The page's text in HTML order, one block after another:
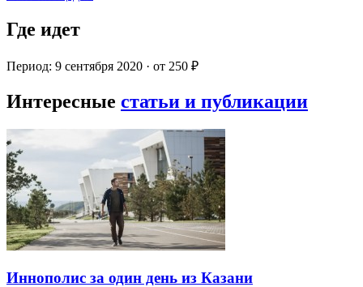
Где идет
Период: 9 сентября 2020 · от 250 ₽
Интересные статьи и публикации
Иннополис за один день из Казани